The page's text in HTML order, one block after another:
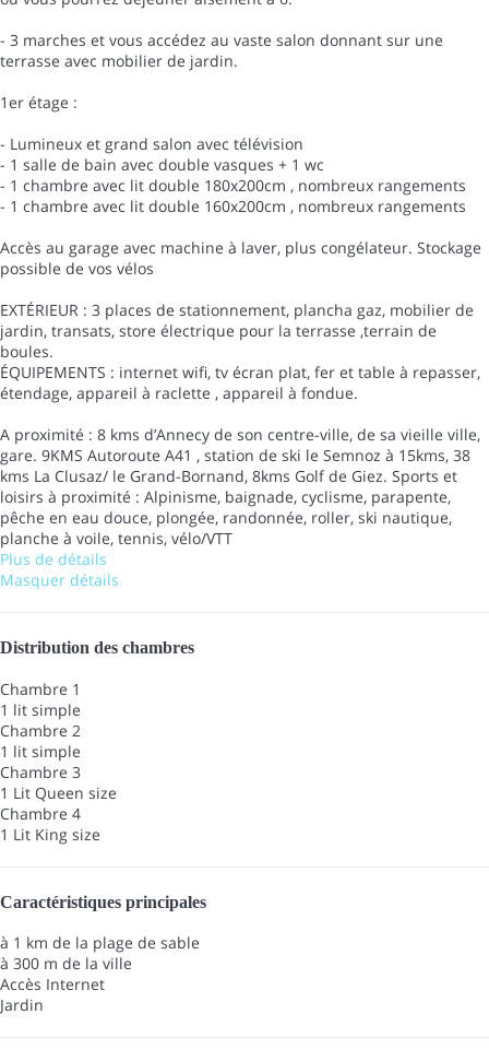
- 3 marches et vous accédez au vaste salon donnant sur une
terrasse avec mobilier de jardin.
1er étage :
- Lumineux et grand salon avec télévision
- 1 salle de bain avec double vasques + 1 wc
- 1 chambre avec lit double 180x200cm , nombreux rangements
- 1 chambre avec lit double 160x200cm , nombreux rangements
Accès au garage avec machine à laver, plus congélateur. Stockage
possible de vos vélos
EXTÉRIEUR : 3 places de stationnement, plancha gaz, mobilier de
jardin, transats, store électrique pour la terrasse ,terrain de
boules.
ÉQUIPEMENTS : internet wifi, tv écran plat, fer et table à repasser,
étendage, appareil à raclette , appareil à fondue.
A proximité : 8 kms d’Annecy de son centre-ville, de sa vieille ville,
gare. 9KMS Autoroute A41 , station de ski le Semnoz à 15kms, 38
kms La Clusaz/ le Grand-Bornand, 8kms Golf de Giez. Sports et
loisirs à proximité : Alpinisme, baignade, cyclisme, parapente,
pêche en eau douce, plongée, randonnée, roller, ski nautique,
planche à voile, tennis, vélo/VTT
Plus de détails
Masquer détails
Distribution des chambres
Chambre 1
1 lit simple
Chambre 2
1 lit simple
Chambre 3
1 Lit Queen size
Chambre 4
1 Lit King size
Caractéristiques principales
à 1 km de la plage de sable
à 300 m de la ville
Accès Internet
Jardin